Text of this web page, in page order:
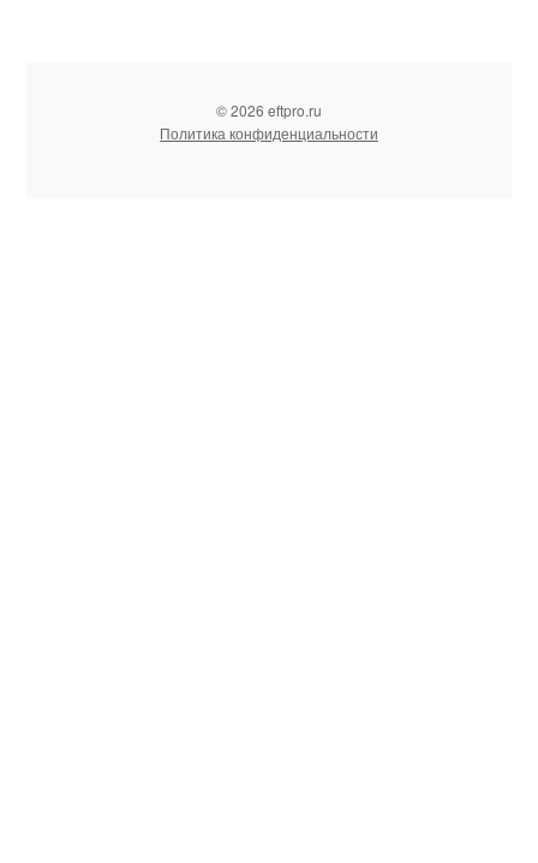
© 2026 eftpro.ru
Политика конфиденциальности